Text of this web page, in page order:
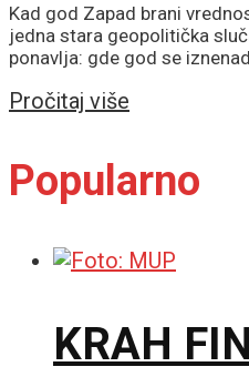
Kad god Zapad brani
jedna stara geopolitička
ponavlja: gde god se
Pročitaj više
Popularno
KRAH